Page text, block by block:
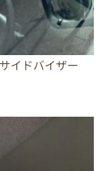
イドバイザー